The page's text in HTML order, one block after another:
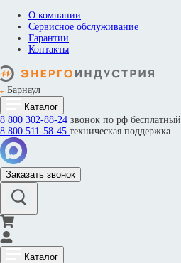
О компании
Сервисное обслуживание
Гарантии
Контакты
Барнаул
Каталог
8 800 302-88-24 звонок по рф бесплатный
8 800 511-58-45 техническая поддержка
Заказать звонок
Каталог